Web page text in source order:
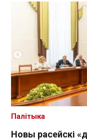
Новы расейскі
Палітыка